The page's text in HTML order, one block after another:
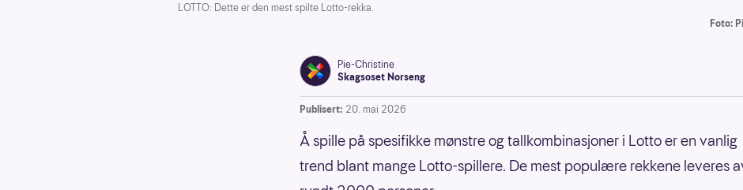
LOTTO: Dette er den mest spilte Lotto-rekka.
Foto:
Pie-Christine
Skagsoset Norseng
Publisert: 20. mai 2026
Å spille på spesifikke mønstre og tallkombinasjoner i Lotto er en vanlig
trend blant mange Lotto-spillere. De mest populære rekkene leveres